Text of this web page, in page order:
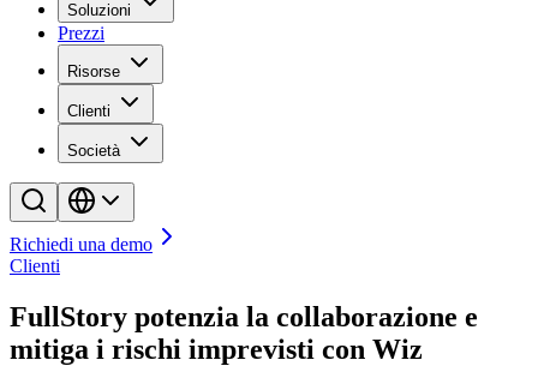
Soluzioni
Prezzi
Risorse
Clienti
Società
Richiedi una demo
Clienti
FullStory potenzia la collaborazione e
mitiga i rischi imprevisti con Wiz